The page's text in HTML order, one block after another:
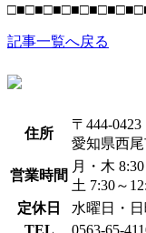
記事一覧へ戻る
住所
〒444-0423
愛知県西
営業時間
月・木
土 7:30～
定休日
水曜日・日
TEL
0563-65-